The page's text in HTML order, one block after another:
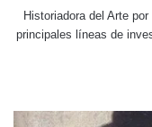
Historiadora del Arte
principales líneas de